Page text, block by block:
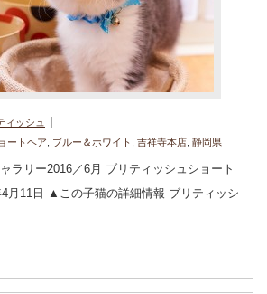
ィッシュ
ートヘア, ブルー＆ホワイト , 吉祥寺本店, 静岡県
ラリー2016／6月 ブリティッシュショート
月11日 ▲この子猫の詳細情報 ブリティッシ